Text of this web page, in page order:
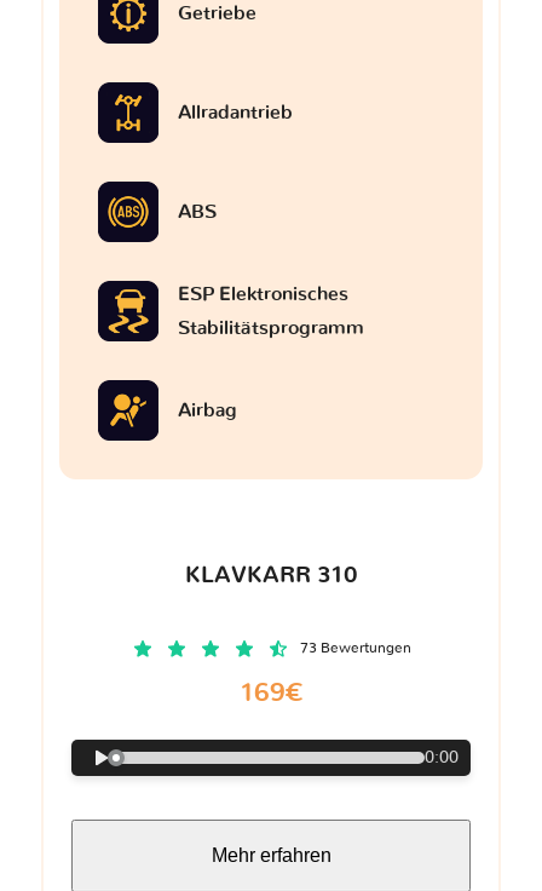
Getriebe
Allradantrieb
ABS
ESP Elektronisches
Stabilitätsprogramm
Airbag
KLAVKARR 310
73 Bewertungen
169€
0:00
Mehr erfahren